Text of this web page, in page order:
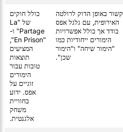
קשור באופן הדוק לרולטה
האירופית, עם גלגל אפס
בודד אך כולל אפשרויות
הימורים ייחודיות כמו
"הימור שיחה" ו"הימור
שכן".
כולל חוקים
של "La
Partage" ו-
"En Prison",
המציעים
תוצאות
טובות עבור
הימורים
זוגיים על
אפס. ידוע
בחוויית
משחק
אלגנטית.